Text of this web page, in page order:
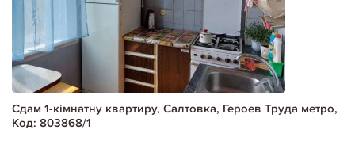
Сдам 1-кімнатну квартиру, Салтовка, Героев Труда метро,
Код: 803868/1